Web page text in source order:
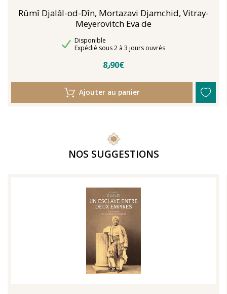
Rûmî Djalâl-od-Dîn, Mortazavi Djamchid, Vitray-
Meyerovitch Eva de
Disponibilité
Disponible
Délais de livraison
Expédié sous 2 à 3 jours ouvrés
8٫90€
Ajouter au panier
NOS SUGGESTIONS